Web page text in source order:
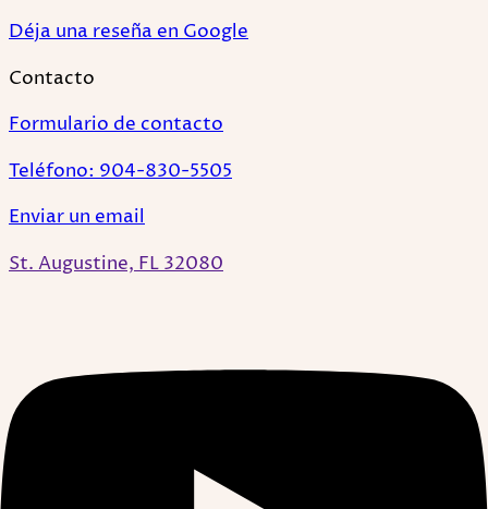
Déja una reseña en Google
Contacto
Formulario de contacto
Teléfono: 904-830-5505
Enviar un email
St. Augustine, FL 32080